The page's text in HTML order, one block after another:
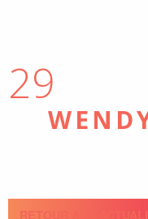
29
RETOUR AUX